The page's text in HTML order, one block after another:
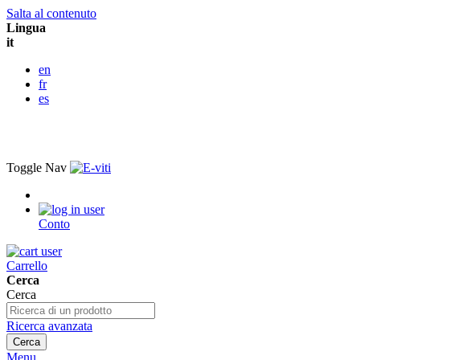
Salta al contenuto
Lingua
it
en
fr
es
Toggle Nav
Conto
Carrello
Cerca
Cerca
Ricerca avanzata
Cerca
Menu